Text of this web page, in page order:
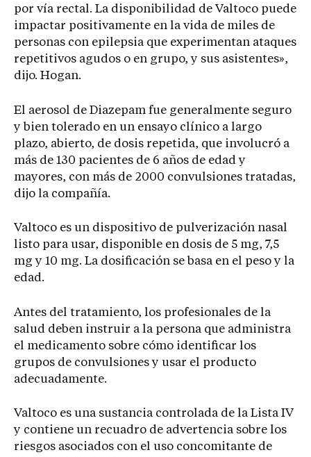
por vía rectal. La disponibilidad de Valtoco puede
impactar positivamente en la vida de miles de
personas con epilepsia que experimentan ataques
repetitivos agudos o en grupo, y sus asistentes»,
dijo. Hogan.
El aerosol de Diazepam fue generalmente seguro
y bien tolerado en un ensayo clínico a largo
plazo, abierto, de dosis repetida, que involucró a
más de 130 pacientes de 6 años de edad y
mayores, con más de 2000 convulsiones tratadas,
dijo la compañía.
Valtoco es un dispositivo de pulverización nasal
listo para usar, disponible en dosis de 5 mg, 7,5
mg y 10 mg. La dosificación se basa en el peso y la
edad.
Antes del tratamiento, los profesionales de la
salud deben instruir a la persona que administra
el medicamento sobre cómo identificar los
grupos de convulsiones y usar el producto
adecuadamente.
Valtoco es una sustancia controlada de la Lista IV
y contiene un recuadro de advertencia sobre los
riesgos asociados con el uso concomitante de